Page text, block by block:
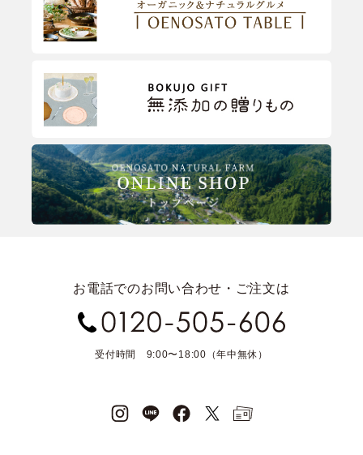
お電話でのお問い合わせ・ご注文は
受付時間 9:00〜18:00（年中無休）